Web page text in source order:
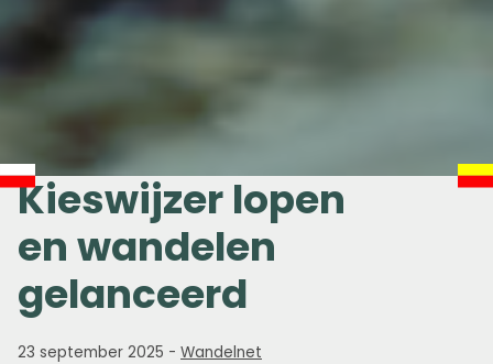
Kieswijzer lopen
en wandelen
gelanceerd
23 september 2025 - Wandelnet